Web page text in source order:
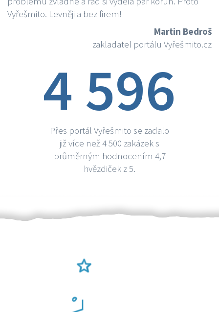
Vyřešmito. Levněji a bez firem!
Martin Bedroš
zakladatel portálu Vyřešmito.cz
4 596
Přes portál Vyřešmito se zadalo
již více než 4 500 zakázek s
průměrným hodnocením 4,7
hvězdiček z 5.